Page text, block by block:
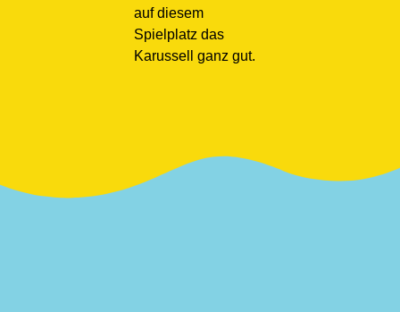
auf diesem
Spielplatz das
Karussell ganz gut.